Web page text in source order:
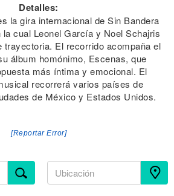
Detalles:
la gira internacional de Sin Bandera
cual Leonel García y Noel Schajris
trayectoria. El recorrido acompaña el
álbum homónimo, Escenas, que
más íntima y emocional. El
recorrerá varios países de
de México y Estados Unidos.
[Reportar Error]